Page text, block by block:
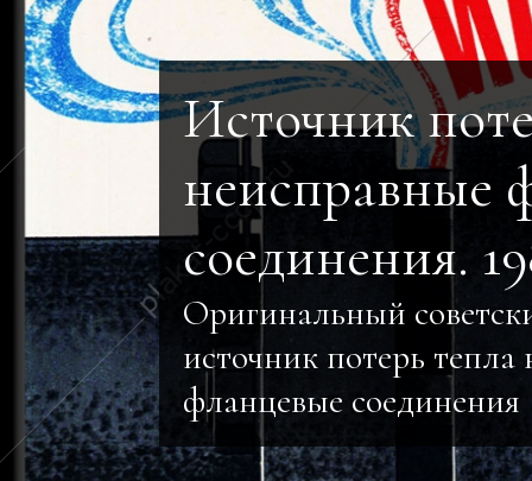
Источник
неисправные
соединения.
Оригинальный
источник потерь
фланцевые соединения